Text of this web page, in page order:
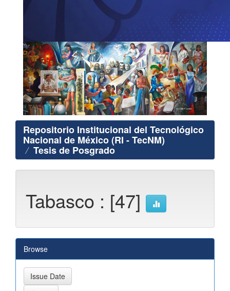
Repositorio Institucional del Tecnológico
Nacional de México (RI - TecNM)
Tesis de Posgrado
Tabasco : [47]
Browse